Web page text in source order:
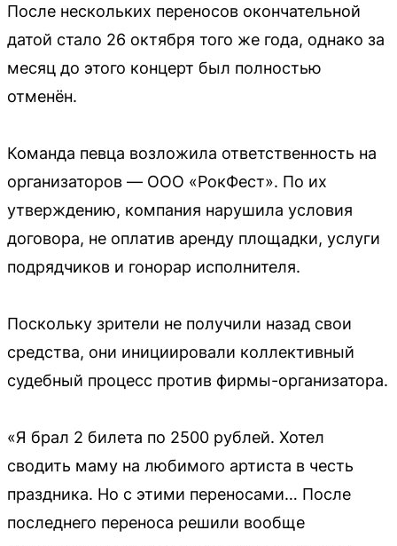
После нескольких переносов окончательной
датой стало 26 октября того же года, однако за
месяц до этого концерт был полностью
отменён.
Команда певца возложила ответственность на
организаторов — ООО «РокФест». По их
утверждению, компания нарушила условия
договора, не оплатив аренду площадки, услуги
подрядчиков и гонорар исполнителя.
Поскольку зрители не получили назад свои
средства, они инициировали коллективный
судебный процесс против фирмы-организатора.
«Я брал 2 билета по 2500 рублей. Хотел
сводить маму на любимого артиста в честь
праздника. Но с этими переносами… После
последнего переноса решили вообще